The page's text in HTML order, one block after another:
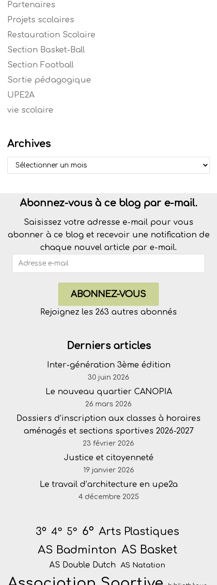
Partenaires
Projets scolaires
Restauration Scolaire
Section Basket-Ball
Section Football
Sortie pédagogique
UPE2A
vie scolaire
Archives
Abonnez-vous à ce blog par e-mail.
Saisissez votre adresse e-mail pour vous
abonner à ce blog et recevoir une notification de
chaque nouvel article par e-mail.
ABONNEZ-VOUS
Rejoignez les 263 autres abonnés
Derniers articles
Inter-génération 3ème édition
30 juin 2026
Le nouveau quartier CANOPIA
26 mars 2026
Dossiers d’inscription aux classes à horaires
aménagés et sections sportives 2026-2027
23 février 2026
Justice et citoyenneté
19 janvier 2026
Le travail d’architecture en upe2a
4 décembre 2025
3° 4° 5° 6° Arts Plastiques
AS Badminton AS Basket
AS Double Dutch AS Natation